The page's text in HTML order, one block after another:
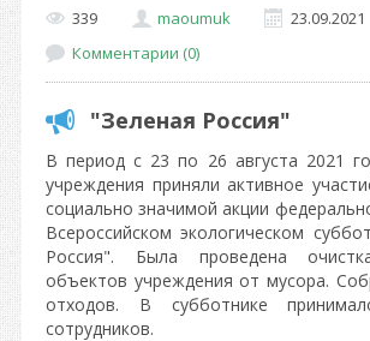
339 maoumuk
23.09.2021
Комментарии (0)
"Зеленая Россия"
В период с 23 по 26 августа 2021
учреждения приняли активное
социально значимой акции
Всероссийском экологическом
Россия". Была проведена
объектов учреждения от мусора.
отходов. В субботнике
сотрудников.